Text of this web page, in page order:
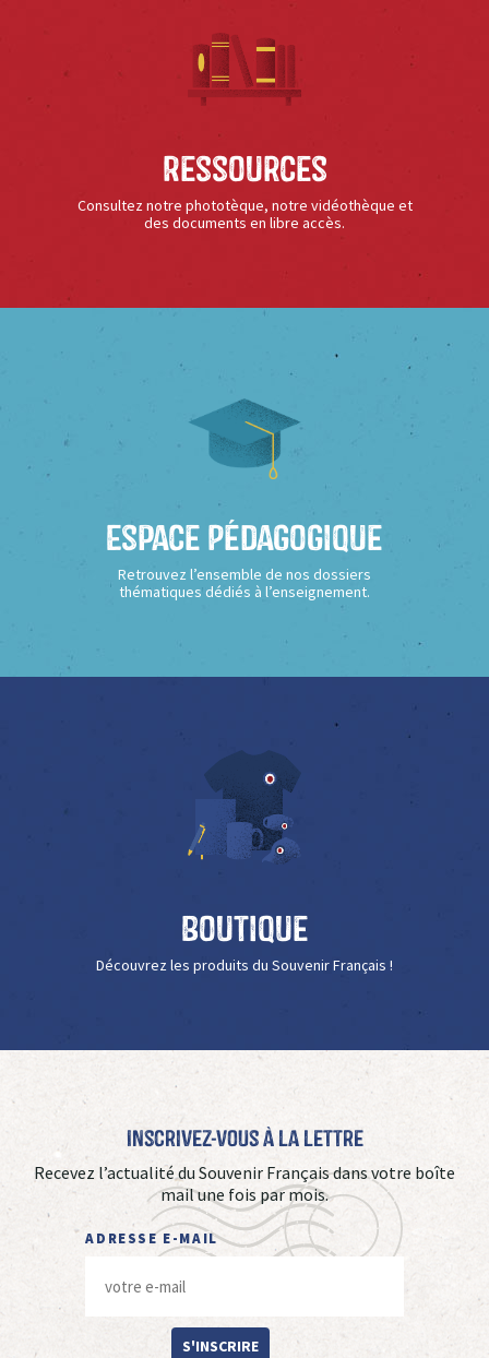
Ressources
Consultez notre phototèque, notre vidéothèque et
des documents en libre accès.
Espace Pédagogique
Retrouvez l’ensemble de nos dossiers
thématiques dédiés à l’enseignement.
Boutique
Découvrez les produits du Souvenir Français !
Inscrivez-vous à La Lettre
Recevez l’actualité du Souvenir Français dans votre boîte
mail une fois par mois.
ADRESSE E-MAIL
S'INSCRIRE